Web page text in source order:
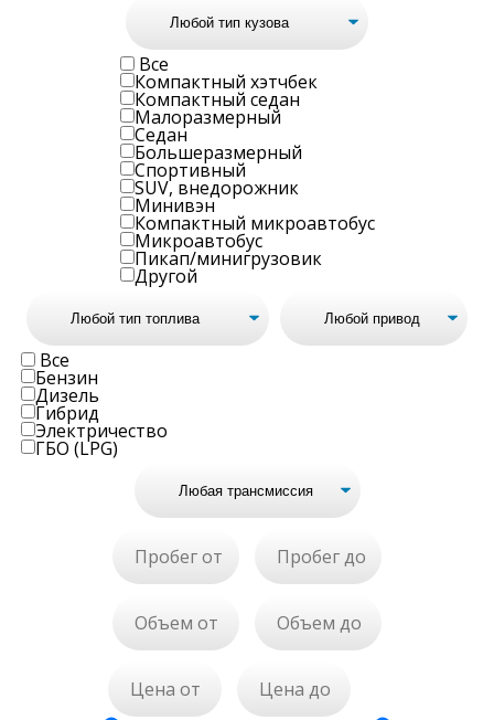
Все
Компактный хэтчбек
Компактный седан
Малоразмерный
Седан
Большеразмерный
Спортивный
SUV, внедорожник
Минивэн
Компактный микроавтобус
Микроавтобус
Пикап/минигрузовик
Другой
Все
Бензин
Дизель
Гибрид
Электричество
ГБО (LPG)